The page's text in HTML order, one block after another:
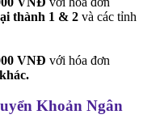
thành 1 & 2 và các tỉnh
VNĐ với hóa đơn
Khoản Ngân